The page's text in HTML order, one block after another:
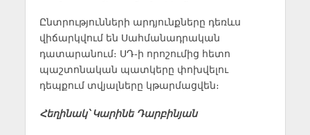
Ընտրությունների արդյունքները դեռևս
վիճարկվում են Սահմանադրական
դատարանում։ ՍԴ-ի որոշումից հետո
պաշտոնական պատկերը փոխվելու
դեպքում տվյալները կթարմացվեն։
Հեղինակ՝ Կարինե Դարբինյան